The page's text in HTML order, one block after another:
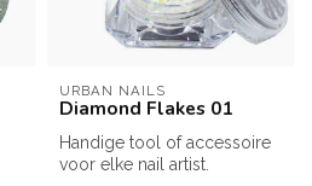
URBAN NAILS
Diamond Flakes 01
Handige tool of accessoire
voor elke nail artist.